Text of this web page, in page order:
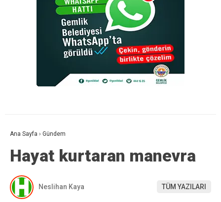
Ana Sayfa › Gündem
Hayat kurtaran manevra
Neslihan Kaya TÜM YAZILARI